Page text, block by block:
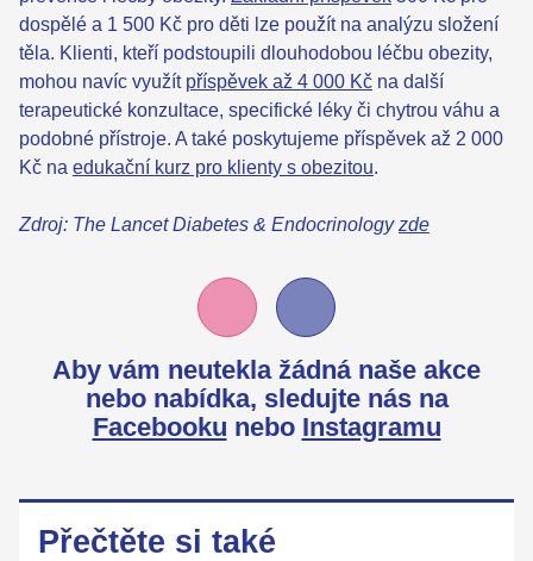
dospělé a 1 500 Kč pro děti lze použít na analýzu složení
těla. Klienti, kteří podstoupili dlouhodobou léčbu obezity,
mohou navíc využít příspěvek až 4 000 Kč na další
terapeutické konzultace, specifické léky či chytrou váhu a
podobné přístroje. A také poskytujeme příspěvek až 2 000
Kč na edukační kurz pro klienty s obezitou.
Zdroj: The Lancet Diabetes & Endocrinologyzde
Aby vám neutekla žádná naše akce
nebo nabídka, sledujte nás na
Facebooku nebo Instagramu
Přečtěte si také